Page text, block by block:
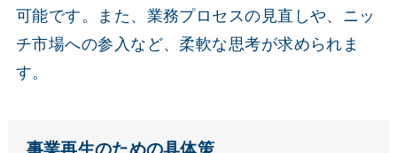
可能です。また、業務プロセスの見直しや、ニッ
チ市場への参入など、柔軟な思考が求められま
す。
事業再生のための具体策